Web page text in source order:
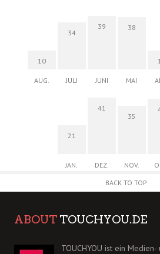
10
AUG.
34
JULI
39
JUNI
38
MAI
21
JAN.
41
DEZ.
35
NOV.
BACK TO TOP
ABOUT TOUCHYOU.DE
TOUCHYOU ist ein